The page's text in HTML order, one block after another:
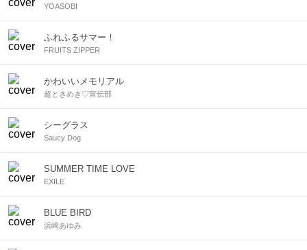
YOASOBI
ふれふるサマー！
FRUITS ZIPPER
かわいいメモリアル
超ときめき♡宣伝部
シーグラス
Saucy Dog
SUMMER TIME LOVE
EXILE
BLUE BIRD
浜崎あゆみ